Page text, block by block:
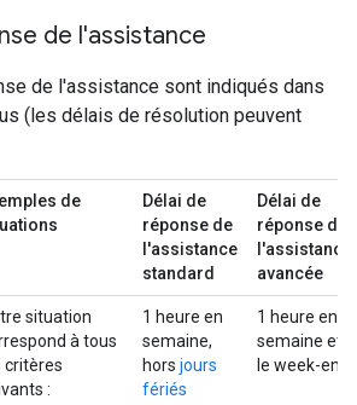
de l'assistance
de l'assistance sont indiqués dans
(les délais de résolution peuvent
de
Délai de
réponse de
l'assistance
standard
Délai de
réponse de
l'assistance
avancée
situation
à tous
critères
:
1 heure en
semaine,
hors jours
fériés
1 heure en
semaine et
le week-end